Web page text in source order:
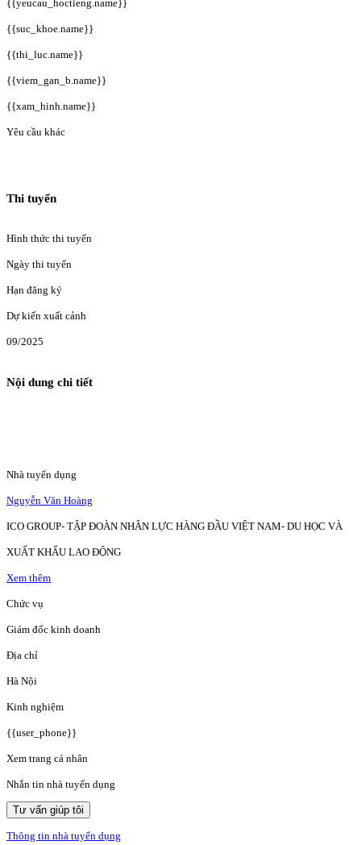
{{yeucau_hoctieng.name}}
{{suc_khoe.name}}
{{thi_luc.name}}
{{viem_gan_b.name}}
{{xam_hinh.name}}
Yêu cầu khác
Thi tuyển
Hình thức thi tuyển
Ngày thi tuyển
Hạn đăng ký
Dự kiến xuất cảnh
09/2025
Nội dung chi tiết
Nhà tuyển dụng
Nguyễn Văn Hoàng
ICO GROUP- TẬP ĐOÀN NHÂN LỰC HÀNG ĐẦU VIỆT NAM- DU HỌC VÀ
XUẤT KHẨU LAO ĐỘNG
Xem thêm
Chức vụ
Giám đốc kinh doanh
Địa chỉ
Hà Nội
Kinh nghiệm
{{user_phone}}
Xem trang cá nhân
Nhắn tin nhà tuyển dụng
Tư vấn giúp tôi
Thông tin nhà tuyển dụng